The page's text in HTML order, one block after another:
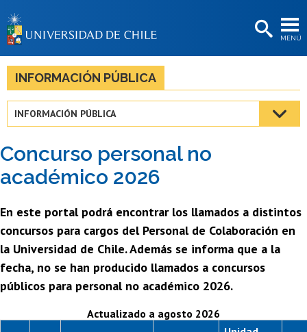
MENÚ
BIBLIOTECAS
LA UNIVERSIDAD
Estudiantes
Académicas/os
Funcionarias/os
Egresadas/os
INFORMACIÓN PÚBLICA
INFORMACIÓN PÚBLICA
Concurso personal no
académico 2026
En este portal podrá encontrar los llamados a distintos
concursos para cargos del Personal de Colaboración en
la Universidad de Chile. Además se informa que a la
fecha, no se han producido llamados a concursos
públicos para personal no académico 2026.
Actualizado a agosto 2026